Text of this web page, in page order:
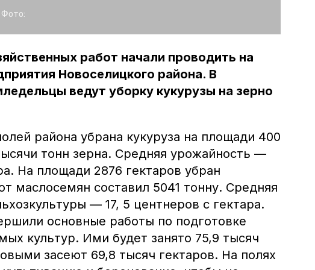
Фото:
работ начали проводить на
Новоселицкого района. В
ведут уборку кукурузы на зерно
района убрана кукуруза на площади 400
тонн зерна. Средняя урожайность —
На площади 2876 гектаров убран
маслосемян составил 5041 тонну. Средняя
— 17, 5 центнеров с гектара.
основные работы по подготовке
культур. Ими будет занято 75,9 тысяч
засеют 69,8 тысяч гектаров. На полях